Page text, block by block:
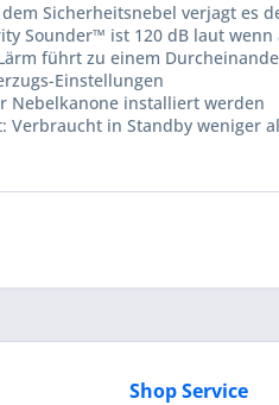
Sicherheitsnebel verjagt es
Sounder™ ist 120 dB laut
führt zu einem
Einstellungen
Nebelkanone installiert werden
Verbraucht in Standby weniger
Shop Service